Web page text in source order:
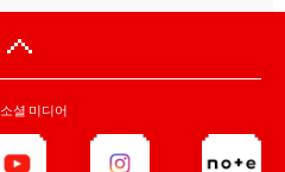
셜 미디어